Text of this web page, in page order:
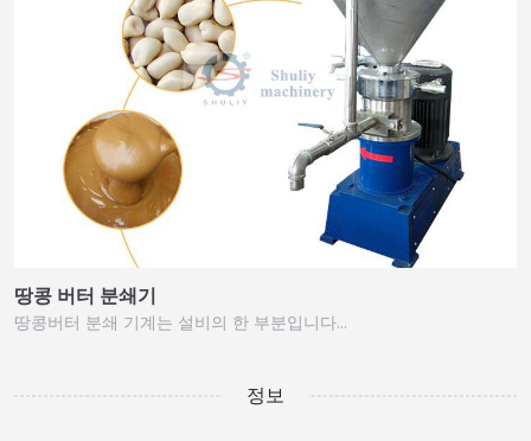
땅콩 버터 분쇄기
땅콩버터 분쇄 기계는 설비의 한 부분입니다…
정보